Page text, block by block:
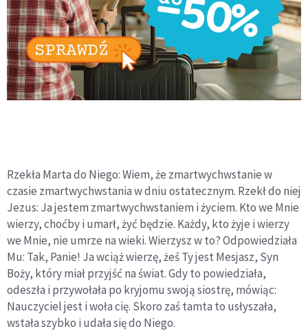
Rzekła Marta do Niego: Wiem, że zmartwychwstanie w
czasie zmartwychwstania w dniu ostatecznym. Rzekł do niej
Jezus: Ja jestem zmartwychwstaniem i życiem. Kto we Mnie
wierzy, choćby i umarł, żyć będzie. Każdy, kto żyje i wierzy
we Mnie, nie umrze na wieki. Wierzysz w to? Odpowiedziała
Mu: Tak, Panie! Ja wciąż wierzę, żeś Ty jest Mesjasz, Syn
Boży, który miał przyjść na świat. Gdy to powiedziała,
odeszła i przywołała po kryjomu swoją siostrę, mówiąc:
Nauczyciel jest i woła cię. Skoro zaś tamta to usłyszała,
wstała szybko i udała się do Niego.